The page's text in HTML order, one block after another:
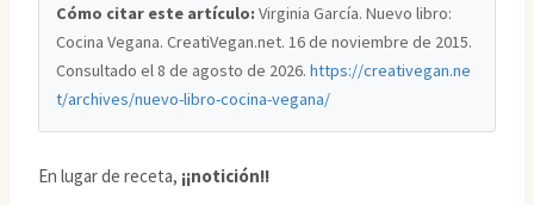
Cómo citar este artículo: Virginia García. Nuevo libro:
Cocina Vegana. CreatiVegan.net. 16 de noviembre de 2015.
Consultado el 8 de agosto de 2026.https://creativegan.ne
t/archives/nuevo-libro-cocina-vegana/
En lugar de receta, ¡¡notición!!